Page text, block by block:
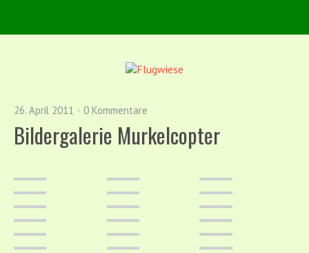
26. April 2011 0 Kommentare
Bildergalerie Murkelcopter